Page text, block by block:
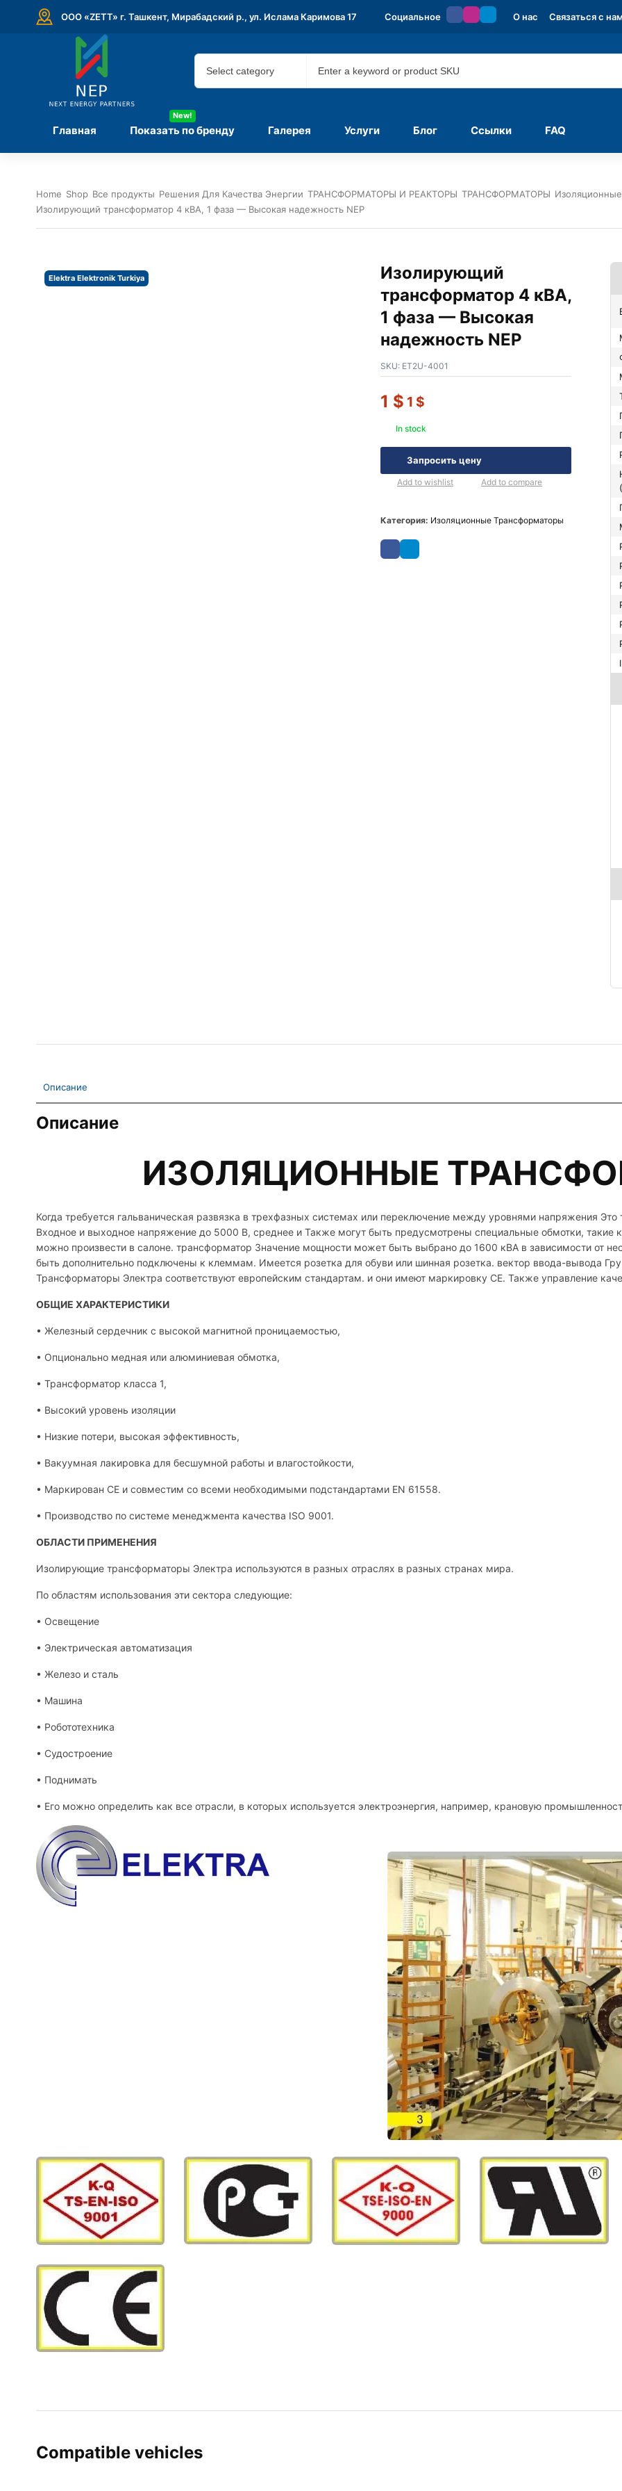
ООО «ZETT» г. Ташкент, Мирабадский р., ул. Ислама Каримова 17 Социальное О нас Связаться с
Главная Показать по бренду
New!
Галерея Услуги Блог Ссылки FAQ
Home Shop Все продукты Решения Для Качества Энергии ТРАНСФОРМАТОРЫ И РЕАКТОРЫ ТРАНСФОРМАТОРЫ
Изолирующий трансформатор 4 кВА, 1 фаза — Высокая надежность NEP
Elektra Elektronik Turkiya
Изолирующий
трансформатор 4 кВА,
1 фаза — Высокая
надежность NEP
SKU: ET2U-4001
1 $ 1 $
In stock
Запросить цену
Add to wishlist Add to compare
Категория: Изоляционные Трансформаторы
Описание
Описание
ИЗОЛЯЦИОННЫЕ
Когда требуется гальваническая развязка в трехфазных системах или переключение между уровнями напряжения
Входное и выходное напряжение до 5000 В, среднее и Также могут быть предусмотрены специальные обмотки, такие
можно произвести в салоне. трансформатор Значение мощности может быть выбрано до 1600 кВА в зависимости от
быть дополнительно подключены к клеммам. Имеется розетка для обуви или шинная розетка. вектор ввода-вывода
Трансформаторы Электра соответствуют европейским стандартам. и они имеют маркировку CE. Также управление
ОБЩИЕ ХАРАКТЕРИСТИКИ
• Железный сердечник с высокой магнитной проницаемостью,
• Опционально медная или алюминиевая обмотка,
• Трансформатор класса 1,
• Высокий уровень изоляции
• Низкие потери, высокая эффективность,
• Вакуумная лакировка для бесшумной работы и влагостойкости,
• Маркирован CE и совместим со всеми необходимыми подстандартами EN 61558.
• Производство по системе менеджмента качества ISO 9001.
ОБЛАСТИ ПРИМЕНЕНИЯ
Изолирующие трансформаторы Электра используются в разных отраслях в разных странах мира.
По областям использования эти сектора следующие:
• Освещение
• Электрическая автоматизация
• Железо и сталь
• Машина
• Робототехника
• Судостроение
• Поднимать
• Его можно определить как все отрасли, в которых используется электроэнергия, например, крановую
Compatible vehicles